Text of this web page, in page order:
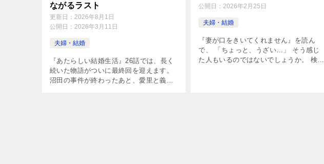
ながるラスト
更新日： 2026年8月1日
公開日： 2026年3月11日
夫婦・結婚
『あたらしい結婚生活』26話では、長く
続いた物語がついに最終回を迎えます。
沼田の事件が終わったあと、愛里と義実
公開日：2026年2月25日
夫婦・結婚
『妻が口をきいてくれません』を読ん
で、 「ちょっと、うざい…」 そう感じ
た人もいるのではないでしょうか。 検索